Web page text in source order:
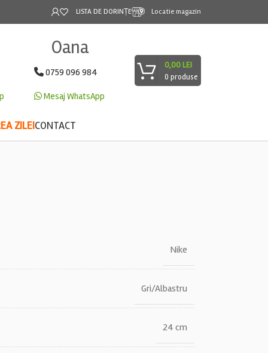
LISTA DE DORINȚE Locatie magazin
Oana
0759 096 984
Mesaj WhatsApp
0 produse
0,00LEI
ZILEICONTACT
Nike
Gri/Albastru
24 cm